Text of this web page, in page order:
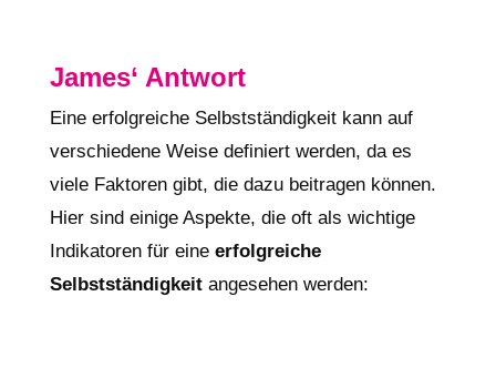
James‘ Antwort
Eine erfolgreiche Selbstständigkeit kann auf
verschiedene Weise definiert werden, da es
viele Faktoren gibt, die dazu beitragen können.
Hier sind einige Aspekte, die oft als wichtige
Indikatoren für eine erfolgreiche
Selbstständigkeitangesehen werden: